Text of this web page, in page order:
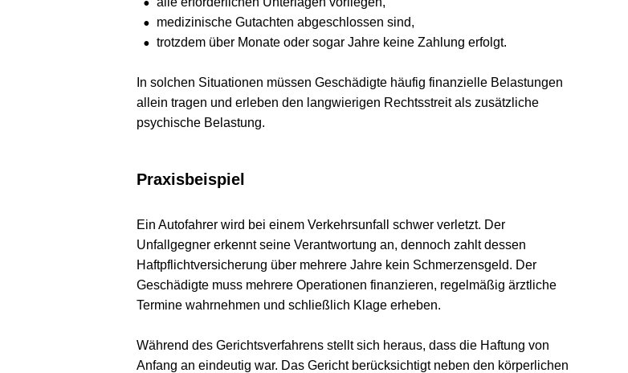
medizinische Gutachten abgeschlossen sind,
trotzdem über Monate oder sogar Jahre keine Zahlung erfolgt.
In solchen Situationen müssen Geschädigte häufig finanzielle Belastungen
allein tragen und erleben den langwierigen Rechtsstreit als zusätzliche
psychische Belastung.
Praxisbeispiel
Ein Autofahrer wird bei einem Verkehrsunfall schwer verletzt. Der
Unfallgegner erkennt seine Verantwortung an, dennoch zahlt dessen
Haftpflichtversicherung über mehrere Jahre kein Schmerzensgeld. Der
Geschädigte muss mehrere Operationen finanzieren, regelmäßig ärztliche
Termine wahrnehmen und schließlich Klage erheben.
Während des Gerichtsverfahrens stellt sich heraus, dass die Haftung von
Anfang an eindeutig war. Das Gericht berücksichtigt neben den körperlichen